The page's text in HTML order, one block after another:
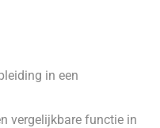
in een
vergelijkbare functie in